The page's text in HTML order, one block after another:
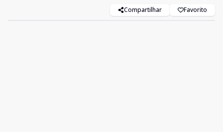
Compartilhar Favorito